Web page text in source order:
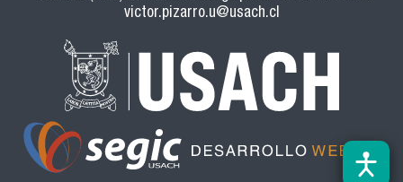
victor.pizarro.u@usach.cl